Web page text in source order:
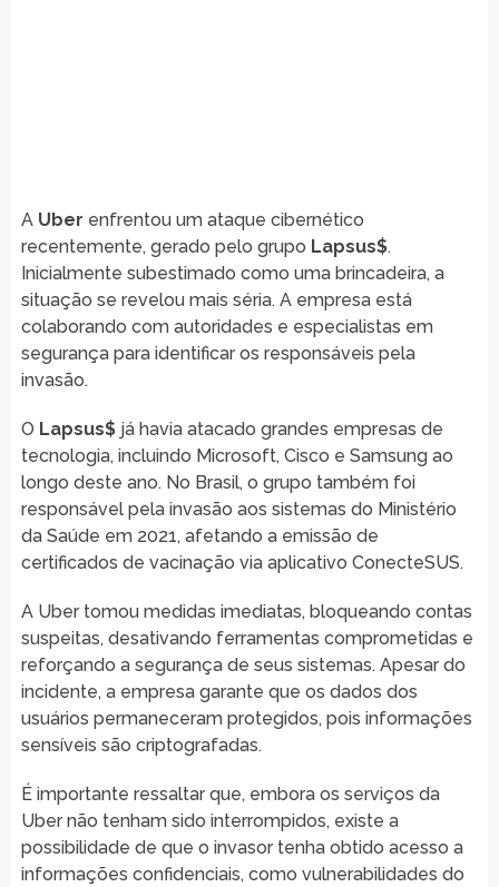
A Uber enfrentou um ataque cibernético
recentemente, gerado pelo grupo Lapsus$.
Inicialmente subestimado como uma brincadeira, a
situação se revelou mais séria. A empresa está
colaborando com autoridades e especialistas em
segurança para identificar os responsáveis pela
invasão.
O Lapsus$já havia atacado grandes empresas de
tecnologia, incluindo Microsoft, Cisco e Samsung ao
longo deste ano. No Brasil, o grupo também foi
responsável pela invasão aos sistemas do Ministério
da Saúde em 2021, afetando a emissão de
certificados de vacinação via aplicativo ConecteSUS.
A Uber tomou medidas imediatas, bloqueando contas
suspeitas, desativando ferramentas comprometidas e
reforçando a segurança de seus sistemas. Apesar do
incidente, a empresa garante que os dados dos
usuários permaneceram protegidos, pois informações
sensíveis são criptografadas.
É importante ressaltar que, embora os serviços da
Uber não tenham sido interrompidos, existe a
possibilidade de que o invasor tenha obtido acesso a
informações confidenciais, como vulnerabilidades do